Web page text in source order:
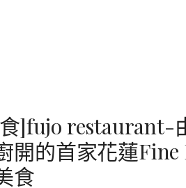
]fujo restaurant-
開的首家花蓮
食